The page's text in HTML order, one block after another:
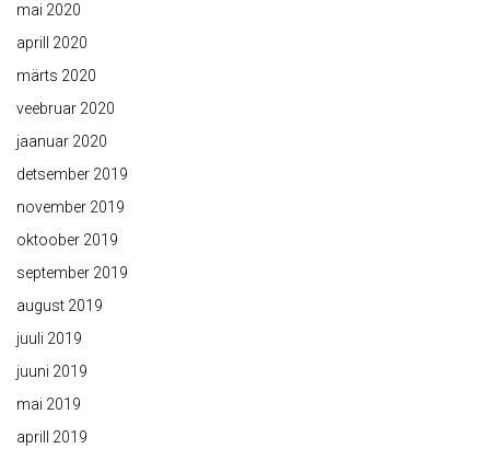
mai 2020
aprill 2020
märts 2020
veebruar 2020
jaanuar 2020
detsember 2019
november 2019
oktoober 2019
september 2019
august 2019
juuli 2019
juuni 2019
mai 2019
aprill 2019